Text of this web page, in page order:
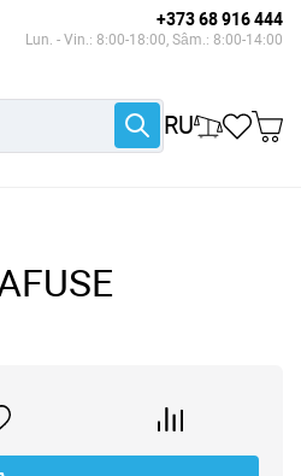
+373 68 916 444
Lun. - Vin.: 8:00-18:00, Sâm.: 8:00-14:00
RU